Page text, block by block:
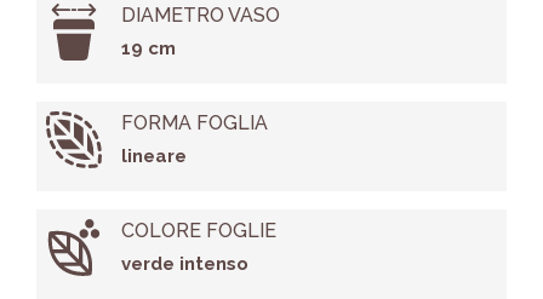
DIAMETRO VASO
19 cm
FORMA FOGLIA
lineare
COLORE FOGLIE
verde intenso